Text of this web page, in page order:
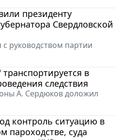
президенту
Свердловской
руководством партии
транспортируется в
следствия
А. Сердюков доложил
контроль ситуацию в
пароходстве, суда